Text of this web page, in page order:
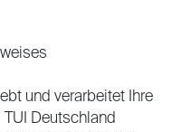
und verarbeitet Ihre
Deutschland